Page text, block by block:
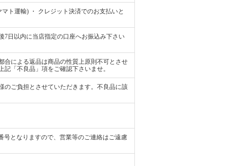
ト運輸) ・ クレジット決済でのお支払いと
7日以内に当店指定の口座へお振込み下さい
合による返品は商品の性質上原則不可とさせ
「不良品」項をご確認下さいませ。
のご負担とさせていただきます。不良品に該
号となりますので、営業等のご連絡はご遠慮